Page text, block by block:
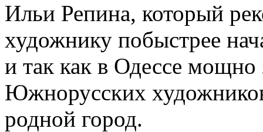
Ильи Репина, который
художнику побыстрее
и так как в Одессе мощно
Южнорусских
родной город.